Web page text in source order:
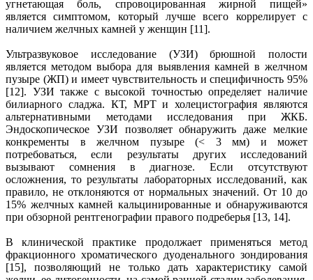
угнетающая боль, спровоцированная жирной пищей»
является симптомом, который лучше всего коррелирует с
наличием желчных камней у женщин [11].
Ультразвуковое исследование (УЗИ) брюшной полости
является методом выбора для выявления камней в желчном
пузыре (ЖП) и имеет чувствительность и специфичность 95%
[12]. УЗИ также с высокой точностью определяет наличие
билиарного сладжа. КТ, МРТ и холецистография являются
альтернативными методами исследования при ЖКБ.
Эндоскопическое УЗИ позволяет обнаружить даже мелкие
конкременты в желчном пузыре (< 3 мм) и может
потребоваться, если результаты других исследований
вызывают сомнения в диагнозе. Если отсутствуют
осложнения, то результаты лабораторных исследований, как
правило, не отклоняются от нормальных значений. От 10 до
15% желчных камней кальцинированные и обнаруживаются
при обзорной рентгенографии правого подреберья [13, 14].
В клинической практике продолжает применяться метод
фракционного хроматического дуоденального зондирования
[15], позволяющий не только дать характеристику самой